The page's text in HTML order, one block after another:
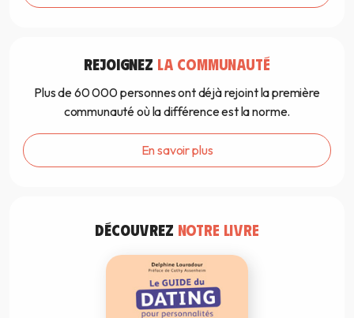
REJOIGNEZ LA COMMUNAUTÉ
Plus de 60 000 personnes ont déjà rejoint la première
communauté où la différence est la norme.
En savoir plus
DÉCOUVREZ NOTRE LIVRE